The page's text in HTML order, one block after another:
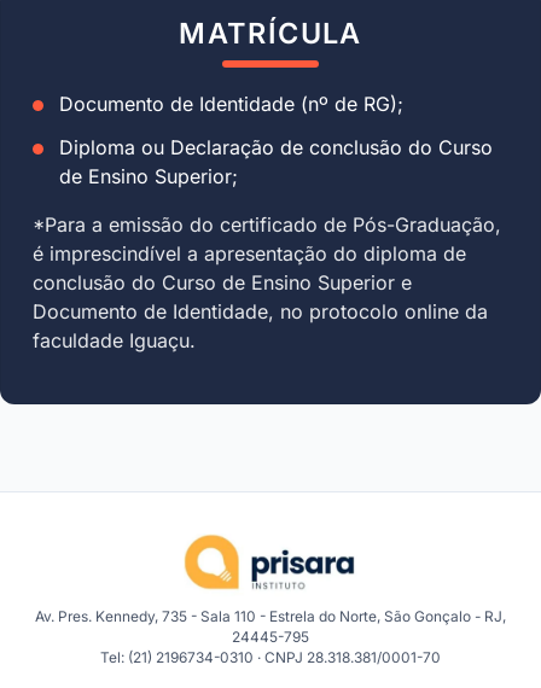
MATRÍCULA
Documento de Identidade (nº de RG);
Diploma ou Declaração de conclusão do Curso
de Ensino Superior;
*Para a emissão do certificado de Pós-Graduação,
é imprescindível a apresentação do diploma de
conclusão do Curso de Ensino Superior e
Documento de Identidade, no protocolo online da
faculdade Iguaçu.
Av. Pres. Kennedy, 735 - Sala 110 - Estrela do Norte, São Gonçalo - RJ,
24445-795
Tel: (21) 2196734-0310 · CNPJ 28.318.381/0001-70